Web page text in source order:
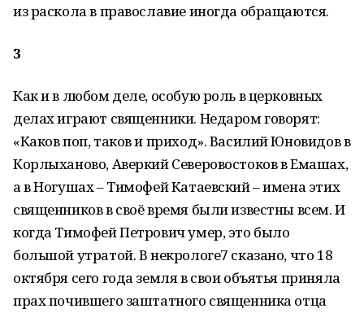
из раскола в православие иногда обращаются.
3
Как и в любом деле, особую роль в церковных
делах играют священники. Недаром говорят:
«Каков поп, таков и приход». Василий Юновидов в
Корлыханово, Аверкий Северовостоков в Емашах,
а в Ногушах – Тимофей Катаевский – имена этих
священников в своё время были известны всем. И
когда Тимофей Петрович умер, это было
большой утратой. В некрологе7 сказано, что 18
октября сего года земля в свои объятья приняла
прах почившего заштатного священника отца